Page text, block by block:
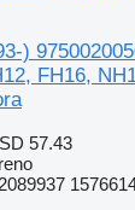
)
FH16,
57.43